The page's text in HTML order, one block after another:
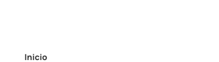
en su primera reunión
Inicio